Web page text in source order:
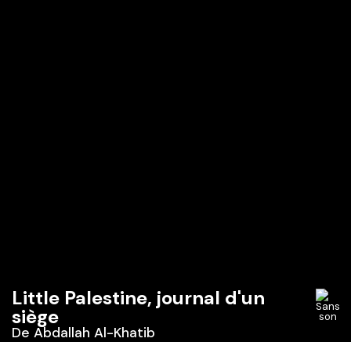
Little Palestine, journal d'un
siège
De Abdallah Al-Khatib